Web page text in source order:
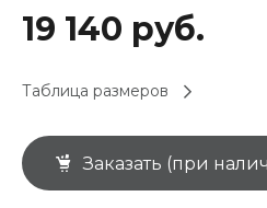
19 140 руб.
Таблица размеров
Заказать (при